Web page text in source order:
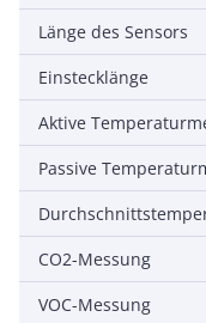
Länge des Sensors
Einstecklänge
CO2-Messung
VOC-Messung